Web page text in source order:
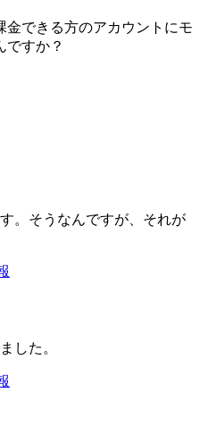
金できる方のアカウントにモ
ですか？
。そうなんですが、それが
した。